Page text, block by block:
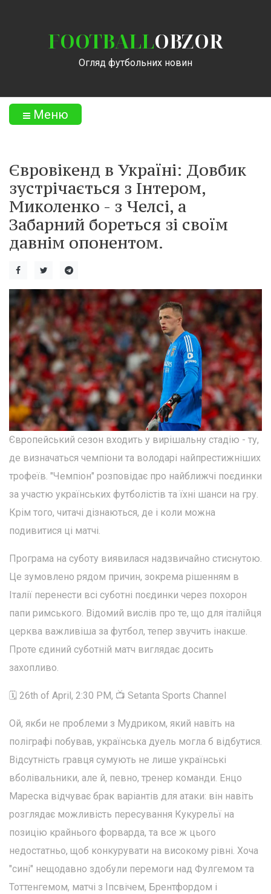
FOOTBALLOBZOR
Огляд футбольних новин
Меню
Євровікенд в Україні: Довбик
зустрічається з Інтером,
Миколенко - з Челсі, а
Забарний бореться зі своїм
давнім опонентом.
Європейський сезон входить у вирішальну стадію - ту,
де визначаться чемпіони та володарі найпрестижніших
трофеїв. "Чемпіон" розповідає про найближчі поєдинки
за участю українських футболістів та їхні шанси на гру.
Крім того, читачі дізнаються, де і коли можна
подивитися ці матчі.
Програма на суботу виявилася надзвичайно стиснутою.
Це зумовлено рядом причин, зокрема рішенням в
Італії перенести всі суботні поєдинки через похорон
папи римського. Відомий вислів про те, що для італійця
церква важливіша за футбол, тепер звучить інакше.
Проте єдиний суботній матч виглядає досить
захопливо.
🗓️ 26th of April, 2:30 PM, 📺 Setanta Sports Channel
Ой, якби не проблеми з Мудриком, який навіть на
поліграфі побував, українська дуель могла б відбутися.
Відсутність гравця сумують не лише українські
вболівальники, але й, певно, тренер команди. Енцо
Мареска відчуває брак варіантів для атаки: він навіть
розглядає можливість пересування Кукурельї на
позицію крайнього форварда, та все ж цього
недостатньо, щоб конкурувати на високому рівні. Хоча
"сині" нещодавно здобули перемоги над Фулгемом та
Тоттенгемом, матчі з Іпсвічем, Брентфордом і